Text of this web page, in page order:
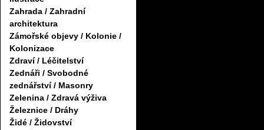
Zahrada / Zahradní
architektura
Zámořské objevy / Kolonie /
Kolonizace
Zdraví / Léčitelství
Zednáři / Svobodné
zednářství / Masonry
Zelenina / Zdravá výživa
Železnice / Dráhy
Židé / Židovství